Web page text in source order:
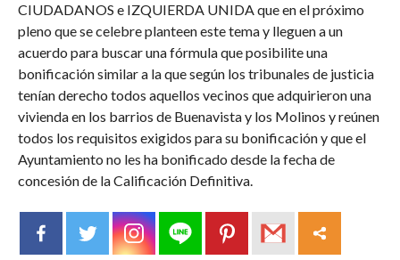
CIUDADANOS e IZQUIERDA UNIDA que en el próximo
pleno que se celebre planteen este tema y lleguen a un
acuerdo para buscar una fórmula que posibilite una
bonificación similar a la que según los tribunales de justicia
tenían derecho todos aquellos vecinos que adquirieron una
vivienda en los barrios de Buenavista y los Molinos y reúnen
todos los requisitos exigidos para su bonificación y que el
Ayuntamiento no les ha bonificado desde la fecha de
concesión de la Calificación Definitiva.